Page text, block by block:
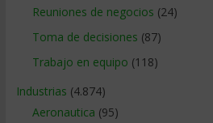
Reuniones de negocios (24)
Toma de decisiones (87)
Trabajo en equipo (118)
Industrias (4.874)
Aeronautica (95)